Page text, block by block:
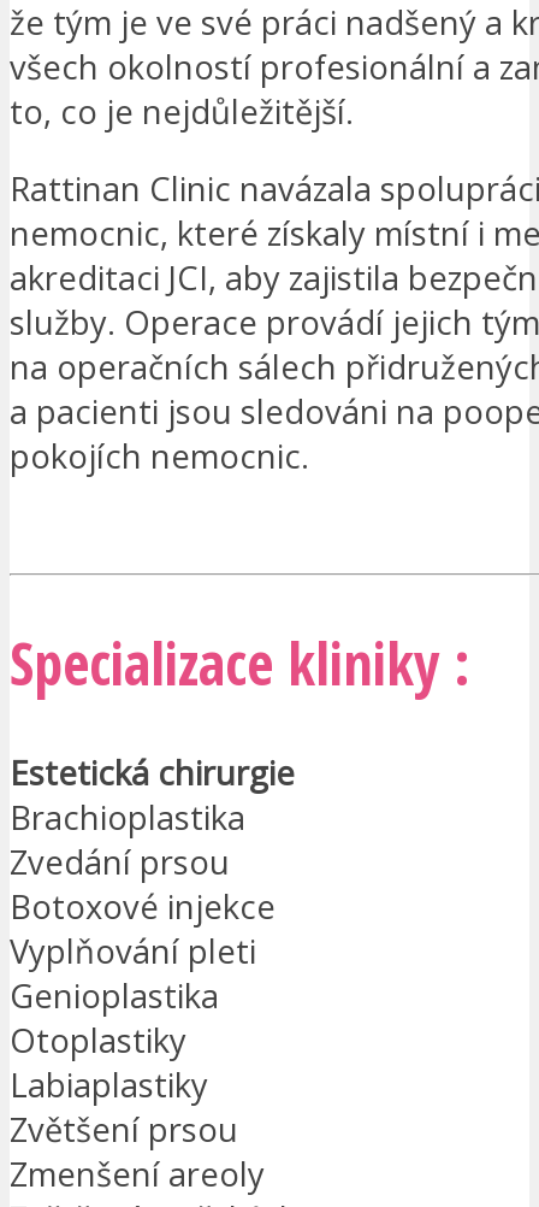
že tým je ve své práci nadšený a
všech okolností profesionální a
to, co je nejdůležitější.
Rattinan Clinic navázala
nemocnic, které získaly místní i
akreditaci JCI, aby zajistila
služby. Operace provádí jejich
na operačních sálech
a pacienti jsou sledováni na
pokojích nemocnic.
Specializace kliniky :
Estetická chirurgie
Brachioplastika
Zvedání prsou
Botoxové injekce
Vyplňování pleti
Genioplastika
Otoplastiky
Labiaplastiky
Zvětšení prsou
Zmenšení areoly